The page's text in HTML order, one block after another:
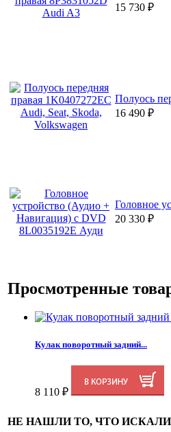
15 730 ₽
Полуось
16 490 ₽
Головное
20 330 ₽
Просмотренные
Кулак поворотный задний...
8 110 ₽
НЕ НАШЛИ ТО, ЧТО